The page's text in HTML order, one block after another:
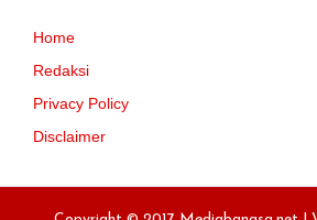
Home
Redaksi
Privacy Policy
Disclaimer